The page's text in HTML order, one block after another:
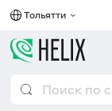
Тольятти